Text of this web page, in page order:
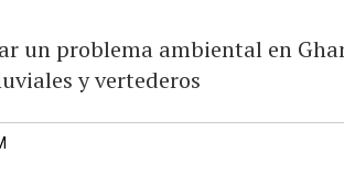
un problema ambiental en
y vertederos